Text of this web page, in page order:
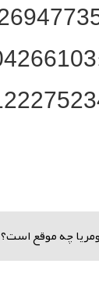
چه موقع است؟